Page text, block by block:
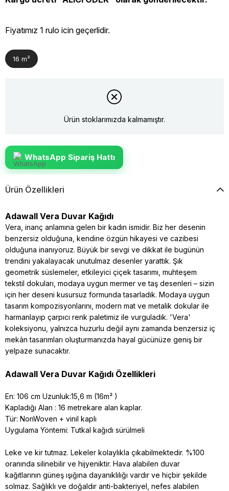
Fiyatımız 1 rulo icin geçerlidir.
16 m²
Ürün stoklarımızda kalmamıştır.
WhatsApp Sipariş Hattı
Ürün Özellikleri
Adawall Vera Duvar Kağıdı
Vera, inanç anlamına gelen bir kadın ismidir. Biz her desenin
benzersiz olduğuna, kendine özgün hikayesi ve cazibesi
olduğuna inanıyoruz. Büyük bir sevgi ve dikkat ile bugünün
trendini yakalayacak unutulmaz desenler yarattık. Şık
geometrik süslemeler, etkileyici çiçek tasarımı, muhteşem
tekstil dokuları, modaya uygun mermer ve taş desenleri – sizin
için her deseni kusursuz formunda tasarladık. Modaya uygun
tasarım kompozisyonlarını, modern mat ve metalik dokular ile
harmanlayıp çarpıcı renk paletimiz ile vurguladık. 'Vera'
koleksiyonu, yalnızca huzurlu değil aynı zamanda benzersiz iç
mekân tasarımları oluşturmanızda hayal gücünüze geniş bir
yelpaze sunacaktır.
Adawall Vera Duvar Kağıdı Özellikleri
En: 106 cm Uzunluk:15,6 m (16m² )
Kapladığı Alan : 16 metrekare alan kaplar.
Tür: NonWoven + vinil kaplı
Uygulama Yöntemi: Tutkal kağıdı sürülmeli
Leke ve kir tutmaz. Lekeler kolaylıkla çıkabilmektedir. %100
oranında silinebilir ve hijyeniktir. Hava alabilen duvar
kağıtlarının güneş ışığına dayanıklılığı vardır ve hiçbir şekilde
solmaz. Sağlıklı ve doğaldır anti-bakteriyel, nefes alabilen